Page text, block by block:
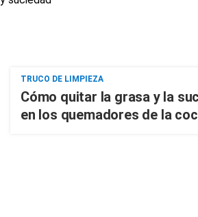
TRUCO DE LIMPIEZA
Cómo quitar la grasa y la
en los quemadores de la